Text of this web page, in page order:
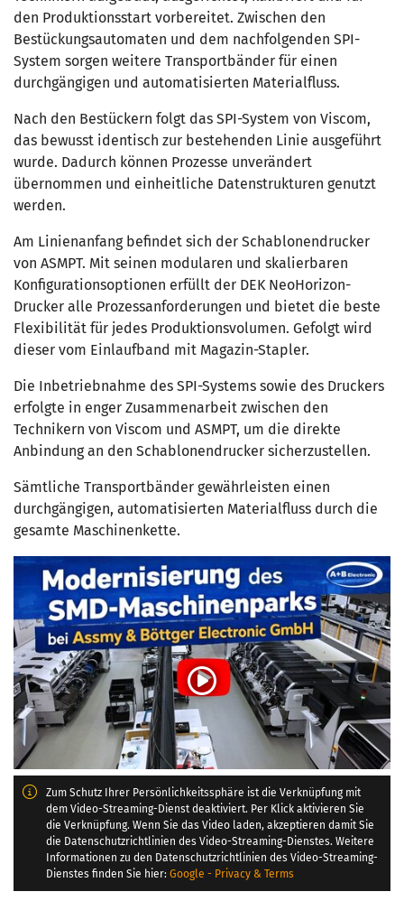
den Produktionsstart vorbereitet. Zwischen den
Bestückungsautomaten und dem nachfolgenden SPI-
System sorgen weitere Transportbänder für einen
durchgängigen und automatisierten Materialfluss.
Nach den Bestückern folgt das SPI-System von Viscom,
das bewusst identisch zur bestehenden Linie ausgeführt
wurde. Dadurch können Prozesse unverändert
übernommen und einheitliche Datenstrukturen genutzt
werden.
Am Linienanfang befindet sich der Schablonendrucker
von ASMPT. Mit seinen modularen und skalierbaren
Konfigurationsoptionen erfüllt der DEK NeoHorizon-
Drucker alle Prozessanforderungen und bietet die beste
Flexibilität für jedes Produktionsvolumen. Gefolgt wird
dieser vom Einlaufband mit Magazin-Stapler.
Die Inbetriebnahme des SPI-Systems sowie des Druckers
erfolgte in enger Zusammenarbeit zwischen den
Technikern von Viscom und ASMPT, um die direkte
Anbindung an den Schablonendrucker sicherzustellen.
Sämtliche Transportbänder gewährleisten einen
durchgängigen, automatisierten Materialfluss durch die
gesamte Maschinenkette.
Zum Schutz Ihrer Persönlichkeitssphäre ist die Verknüpfung mit
dem Video-Streaming-Dienst deaktiviert. Per Klick aktivieren Sie
die Verknüpfung. Wenn Sie das Video laden, akzeptieren damit Sie
die Datenschutzrichtlinien des Video-Streaming-Dienstes. Weitere
Informationen zu den Datenschutzrichtlinien des Video-Streaming-
Dienstes finden Sie hier: Google - Privacy & Terms